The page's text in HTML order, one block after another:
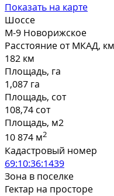
Показать на карте
Шоссе
М-9 Новорижское
Расстояние от МКАД, км
182 км
Площадь, га
1,087 га
Площадь, сот
108,74 сот
Площадь, м2
10 874 м2
Кадастровый номер
69:10:36:1439
Зона в поселке
Гектар на просторе